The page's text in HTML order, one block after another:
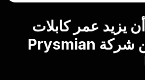
يزيد عمر كابلات
Sirocco من شركة Prysmian